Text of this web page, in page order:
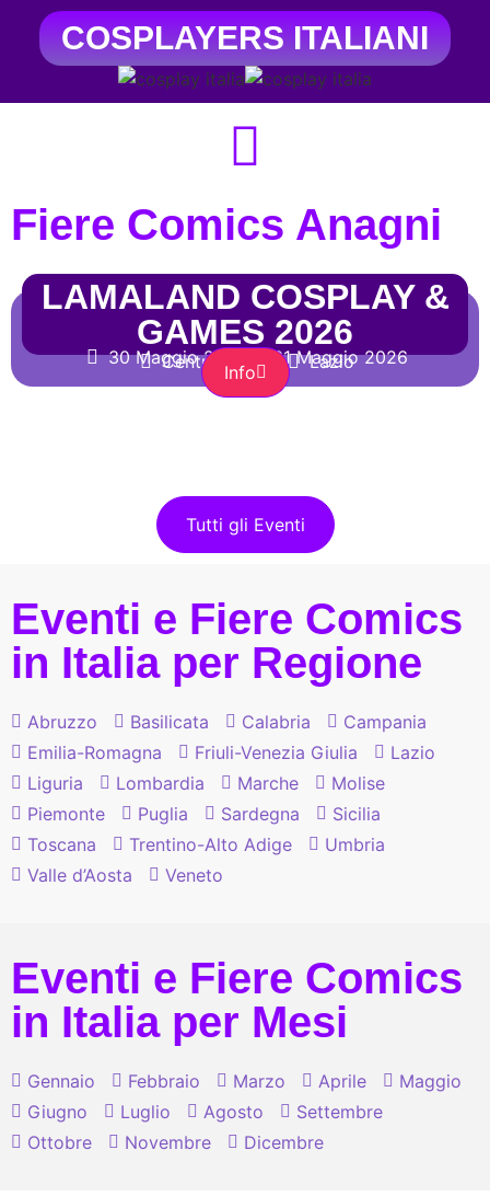
COSPLAYERS ITALIANI
Fiere Comics Anagni
LAMALAND COSPLAY &
GAMES 2026
30 Maggio 2026 31 Maggio 2026
Centro Storico Lazio
Info
Tutti gli Eventi
Eventi e Fiere Comics
in Italia per Regione
Abruzzo Basilicata Calabria
Campania
Emilia-Romagna
Friuli-Venezia Giulia
Lazio
Liguria
Lombardia Marche
Molise
Piemonte
Puglia Sardegna
Sicilia
Toscana
Trentino-Alto Adige
Umbria
Valle d’Aosta
Veneto
Eventi e Fiere Comics
in Italia per Mesi
Gennaio Febbraio Marzo Aprile
Maggio
Giugno
Luglio Agosto
Settembre
Ottobre
Novembre Dicembre